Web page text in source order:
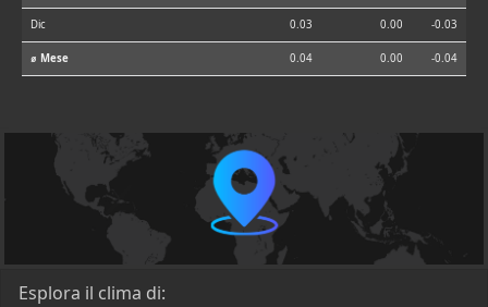
Dic 0.03 0.00 -0.03
⌀ Mese 0.04 0.00 -0.04
Esplora il clima di: